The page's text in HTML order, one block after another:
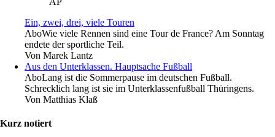
Ein, zwei, drei, viele Touren
AboWie viele Rennen sind eine Tour de France? Am Sonntag
endete der sportliche Teil.
Von Marek Lantz
Aus den Unterklassen. Hauptsache Fußball
AboLang ist die Sommerpause im deutschen Fußball.
Schrecklich lang ist sie im Unterklassenfußball Thüringens.
Von Matthias Klaß
Kurz notiert